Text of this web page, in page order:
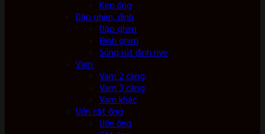
Kẹp ống
Dập ghim, đinh
Dập ghim
Đinh ghim
Súng rút đinh rive
Vam
Vam 2 càng
Vam 3 càng
Vam khác
Uốn cắt ống
Uốn ống